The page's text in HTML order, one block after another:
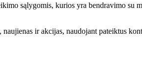
sąlygomis, kurios yra bendravimo su
ir akcijas, naudojant pateiktus